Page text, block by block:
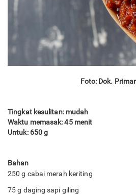
Foto: Dok.
Tingkat kesulitan: mudah
Waktu memasak: 45 menit
Untuk: 650 g
Bahan
250 g cabai merah keriting
75 g daging sapi giling